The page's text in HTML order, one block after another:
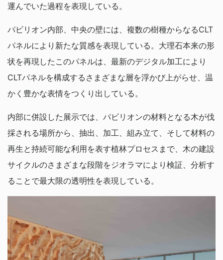
運んでいた過程を表現している。
パビリオン内部、中央の壁には、複数の樹種からなるCLT
パネルにより新たな質感を表現している。大理石本来の形
状を再現したこのパネルは、最新のデジタル加工により
CLTパネルを構成するさまざまな層を浮かび上がらせ、温
かく豊かな表情をつくり出している。
内部に併設した展示では、パビリオンの材料となる木が伐
採される場所から、抽出、加工、組み立て、そして材料の
再生と持続可能な利用を表す植林プロセスまで、木の建設
サイクルのさまざまな段階をジオラマにより検証、分析す
ることで最大限の透明性を表現している。